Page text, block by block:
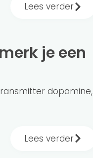
Lees verder
dopamine,
Lees verder